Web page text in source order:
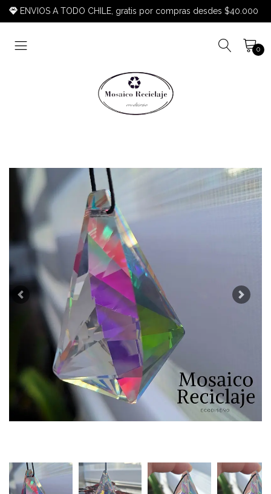
ENVIOS A TODO CHILE, gratis por compras desdes $40.000
0
Previous Next